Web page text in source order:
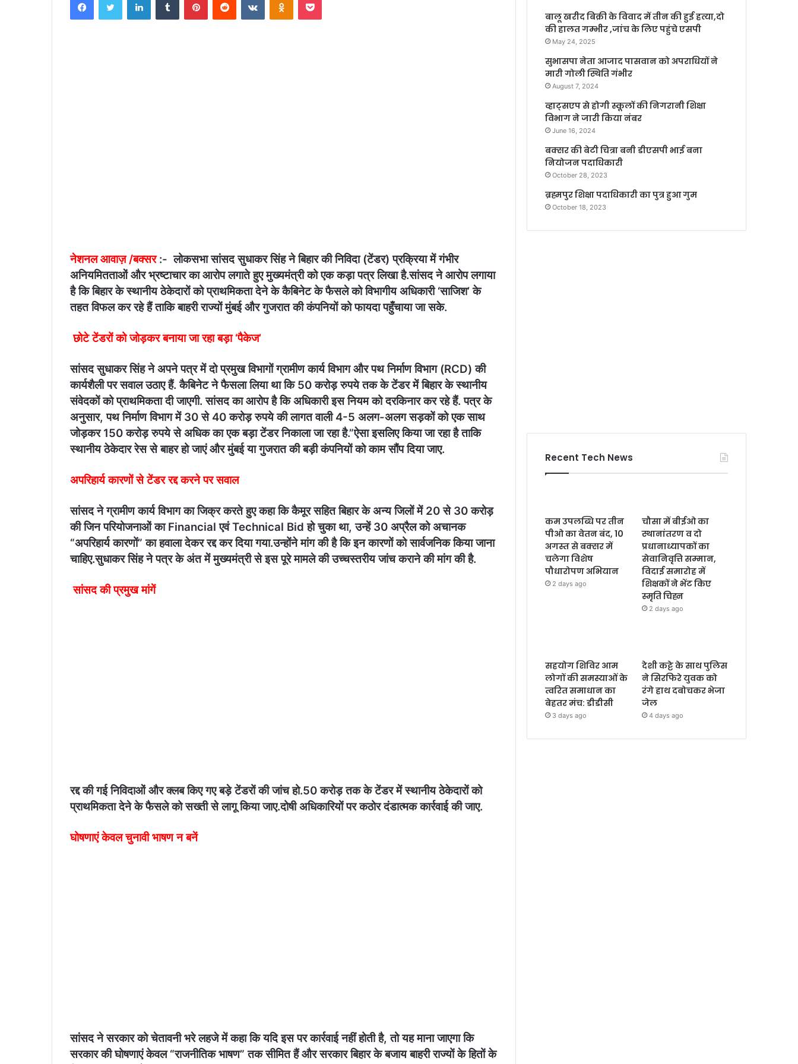
d
नेशनल आवाज़ /बक्सर:- लोकसभा सांसद सुधाकर सिंह ने बिहार की निविदा (टेंडर) प्रक्रिया में गंभीर
अनियमितताओं और भ्रष्टाचार का आरोप लगाते हुए मुख्यमंत्री को एक कड़ा पत्र लिखा है.सांसद ने आरोप लगाया
है कि बिहार के स्थानीय ठेकेदारों को प्राथमिकता देने के कैबिनेट के फैसले को विभागीय अधिकारी ‘साजिश’ के
तहत विफल कर रहे हैं ताकि बाहरी राज्यों मुंबई और गुजरात की कंपनियों को फायदा पहुँचाया जा सके.
छोटे टेंडरों को जोड़कर बनाया जा रहा बड़ा ‘पैकेज’
सांसद सुधाकर सिंह ने अपने पत्र में दो प्रमुख विभागों ग्रामीण कार्य विभाग और पथ निर्माण विभाग (RCD) की
कार्यशैली पर सवाल उठाए हैं. कैबिनेट ने फैसला लिया था कि 50 करोड़ रुपये तक के टेंडर में बिहार के स्थानीय
संवेदकों को प्राथमिकता दी जाएगी. सांसद का आरोप है कि अधिकारी इस नियम को दरकिनार कर रहे हैं. पत्र के
अनुसार, पथ निर्माण विभाग में 30 से 40 करोड़ रुपये की लागत वाली 4-5 अलग-अलग सड़कों को एक साथ
जोड़कर 150 करोड़ रुपये से अधिक का एक बड़ा टेंडर निकाला जा रहा है.​”ऐसा इसलिए किया जा रहा है ताकि
स्थानीय ठेकेदार रेस से बाहर हो जाएं और मुंबई या गुजरात की बड़ी कंपनियों को काम सौंप दिया जाए.
अपरिहार्य कारणों से टेंडर रद्द करने पर सवाल
​सांसद ने ग्रामीण कार्य विभाग का जिक्र करते हुए कहा कि कैमूर सहित बिहार के अन्य जिलों में 20 से 30 करोड़
की जिन परियोजनाओं का Financial एवं Technical Bid हो चुका था, उन्हें 30 अप्रैल को अचानक
“अपरिहार्य कारणों” का हवाला देकर रद्द कर दिया गया.उन्होंने मांग की है कि इन कारणों को सार्वजनिक किया जाना
चाहिए.​सुधाकर सिंह ने पत्र के अंत में मुख्यमंत्री से इस पूरे मामले की उच्चस्तरीय जांच कराने की मांग की है.
सांसद की प्रमुख मांगें
​रद्द की गई निविदाओं और क्लब किए गए बड़े टेंडरों की जांच हो.​50 करोड़ तक के टेंडर में स्थानीय ठेकेदारों को
प्राथमिकता देने के फैसले को सख्ती से लागू किया जाए.दोषी अधिकारियों पर कठोर दंडात्मक कार्रवाई की जाए.
घोषणाएं केवल चुनावी भाषण न बनें
​सांसद ने सरकार को चेतावनी भरे लहजे में कहा कि यदि इस पर कार्रवाई नहीं होती है, तो यह माना जाएगा कि
सरकार की घोषणाएं केवल “राजनीतिक भाषण” तक सीमित हैं और सरकार बिहार के बजाय बाहरी राज्यों के हितों के
बालू खरीद बिक्री के विवाद में तीन की हुई हत्या,दो
की हालत गम्भीर ,जांच के लिए पहुंचे एसपी
May 24, 2025
सुभासपा नेता आजाद पासवान को अपराधियों ने
मारी गोली स्थिति गंभीर
August 7, 2024
व्हाट्सएप से होगी स्कूलों की निगरानी शिक्षा
विभाग ने जारी किया नंबर
June 16, 2024
बक्सर की बेटी चित्रा बनी डीएसपी भाई बना
नियोजन पदाधिकारी
October 28, 2023
ब्रह्मपुर शिक्षा पदाधिकारी का पुत्र हुआ गुम
October 18, 2023
Recent Tech News
कम उपलब्धि पर तीन
पीओ का वेतन बंद, 10
अगस्त से बक्सर में
चलेगा विशेष
पौधारोपण अभियान
2 days ago
चौसा में बीईओ का
स्थानांतरण व दो
प्रधानाध्यापकों का
सेवानिवृत्ति सम्मान,
विदाई समारोह में
शिक्षकों ने भेंट किए
स्मृति चिह्न
2 days ago
सहयोग शिविर आम
लोगों की समस्याओं के
त्वरित समाधान का
बेहतर मंच: डीडीसी
3 days ago
देशी कट्टे के साथ पुलिस
ने सिरफिरे युवक को
रंगे हाथ दबोचकर भेजा
जेल
4 days ago